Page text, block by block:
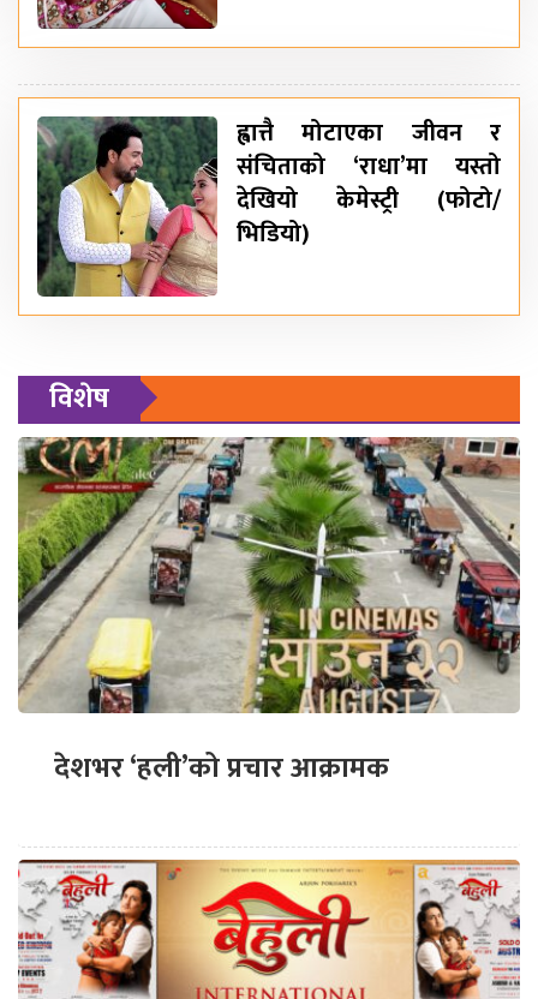
ह्वात्तै मोटाएका जीवन र
संचिताको ‘राधा’मा यस्तो
देखियो केमेस्ट्री (फोटो/
भिडियो)
विशेष
देशभर ‘हली’को प्रचार आक्रामक